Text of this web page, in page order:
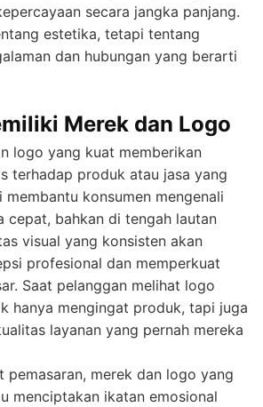
secara jangka panjang.
estetika, tetapi tentang
dan hubungan yang berarti
Merek dan Logo
logo yang kuat memberikan
terhadap produk atau jasa yang
membantu konsumen mengenali
cepat, bahkan di tengah lautan
visual yang konsisten akan
profesional dan memperkuat
Saat pelanggan melihat logo
hanya mengingat produk, tapi juga
layanan yang pernah mereka
pemasaran, merek dan logo yang
menciptakan ikatan emosional